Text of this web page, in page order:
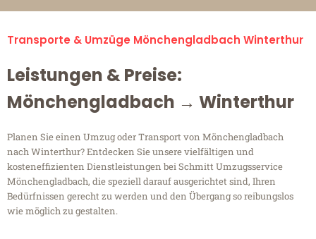
Transporte & Umzüge Mönchengladbach Winterthur
Leistungen & Preise:
Mönchengladbach → Winterthur
Planen Sie einen Umzug oder Transport von Mönchengladbach
nach Winterthur? Entdecken Sie unsere vielfältigen und
kosteneffizienten Dienstleistungen bei Schmitt Umzugsservice
Mönchengladbach, die speziell darauf ausgerichtet sind, Ihren
Bedürfnissen gerecht zu werden und den Übergang so reibungslos
wie möglich zu gestalten.